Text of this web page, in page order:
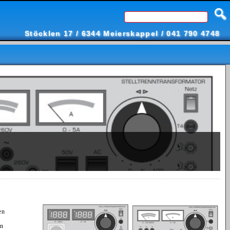
🔍
Stöcklen 17 / 6344 Meierskappel / 041 790 4748